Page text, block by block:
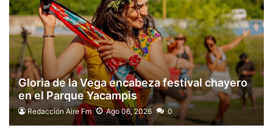
Gloria de la Vega encabeza festival chayero
en el Parque Yacampis
Redacción Aire Fm Ago 06, 2026 0